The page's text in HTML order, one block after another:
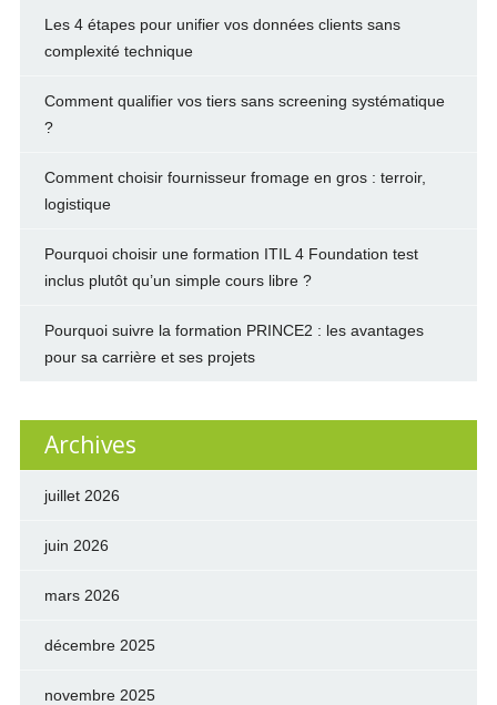
Les 4 étapes pour unifier vos données clients sans
complexité technique
Comment qualifier vos tiers sans screening systématique
?
Comment choisir fournisseur fromage en gros : terroir,
logistique
Pourquoi choisir une formation ITIL 4 Foundation test
inclus plutôt qu’un simple cours libre ?
Pourquoi suivre la formation PRINCE2 : les avantages
pour sa carrière et ses projets
Archives
juillet 2026
juin 2026
mars 2026
décembre 2025
novembre 2025